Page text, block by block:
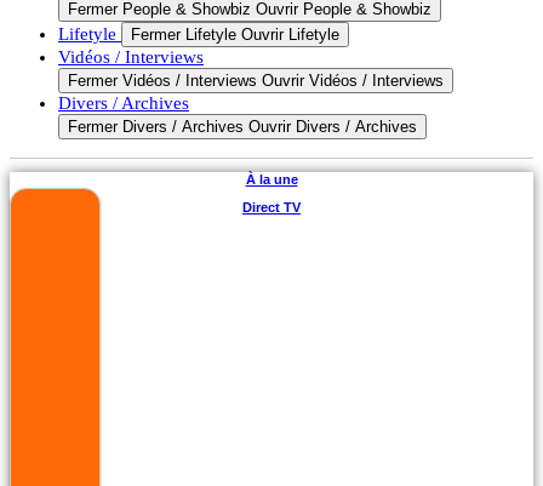
Fermer People & Showbiz Ouvrir People & Showbiz
Lifetyle Fermer Lifetyle Ouvrir Lifetyle
Vidéos / Interviews
Fermer Vidéos / Interviews Ouvrir Vidéos / Interviews
Divers / Archives
Fermer Divers / Archives Ouvrir Divers / Archives
À la une
Direct TV